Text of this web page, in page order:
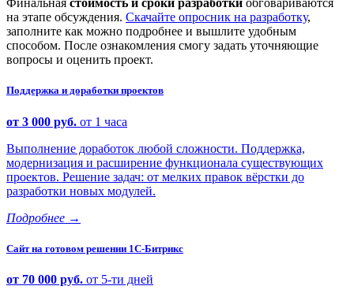
Финальная стоимость и сроки разработки обговариваются
на этапе обсуждения. Скачайте опросник на разработку,
заполните как можно подробнее и вышлите удобным
способом. После ознакомления смогу задать уточняющие
вопросы и оценить проект.
Поддержка и доработки проектов
от 3 000 руб. от 1 часа
Выполнение доработок любой сложности. Поддержка,
модернизация и расширение функционала существующих
проектов. Решение задач: от мелких правок вёрстки до
разработки новых модулей.
Подробнее →
Сайт на готовом решении 1С-Битрикс
от 70 000 руб. от 5-ти дней